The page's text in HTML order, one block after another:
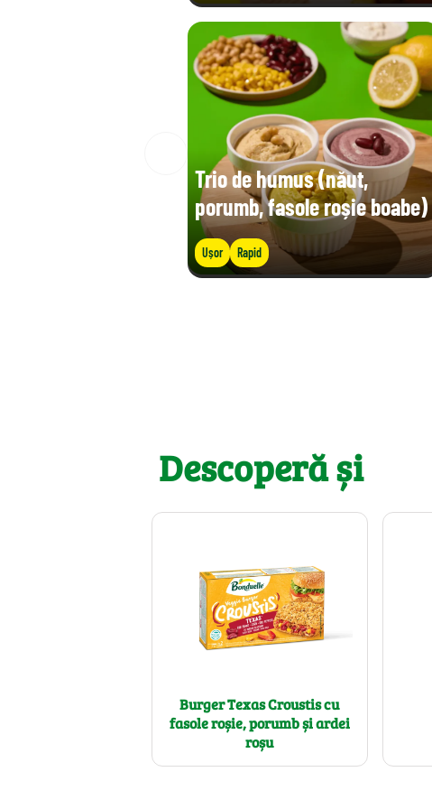
Trio de humus (năut,
porumb, fasole roșie boabe)
Ușor Rapid
Descoperă și
Burger Texas Croustis cu
fasole roșie, porumb și ardei
roșu